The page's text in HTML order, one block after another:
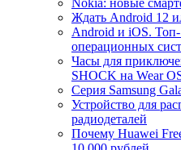
Nokia: новые
Ждать Android 12
Android и iOS.
операционных
Часы для
SHOCK на Wear
Серия Samsung
Устройство для
радиодеталей
Почему Huawei